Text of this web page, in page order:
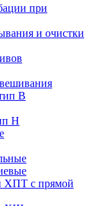
при
и очистки
В
Н
ХПТ с прямой